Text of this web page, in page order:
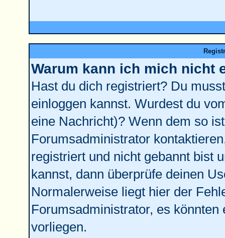
Warum kann ich mich nicht
Hast du dich registriert? Du
einloggen kannst. Wurdest du
eine Nachricht)? Wenn dem so
Forumsadministrator
registriert und nicht gebannt bist
kannst, dann überprüfe deinen
Normalerweise liegt hier der
Forumsadministrator, es
vorliegen.